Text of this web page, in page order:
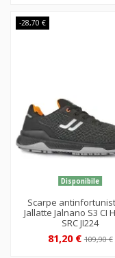
-28,70 €
Disponibile
Scarpe
Jallatte Jalnano S3 CI
SRC JI224
81,20 €109,90 €